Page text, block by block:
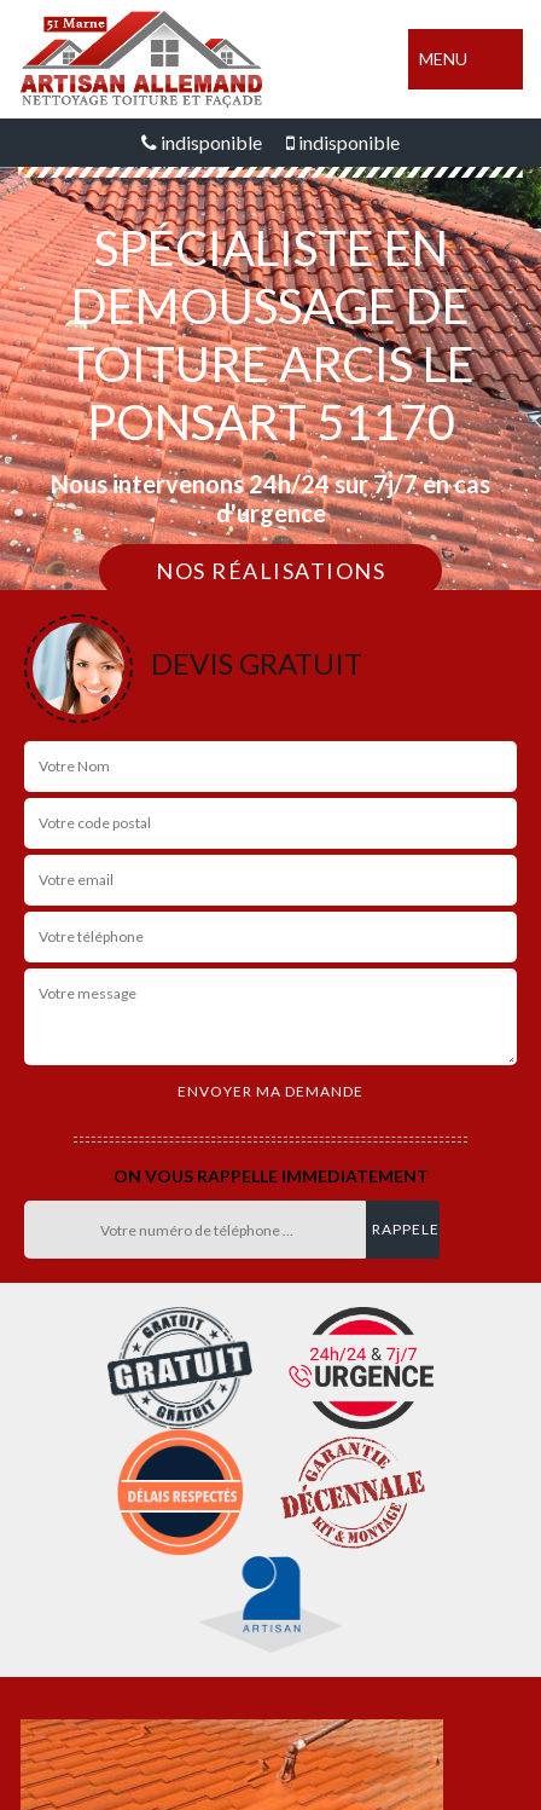
MENU
indisponible indisponible
SPÉCIALISTE EN
DEMOUSSAGE DE
TOITURE ARCIS LE
PONSART 51170
Nous intervenons 24h/24 sur 7j/7 en cas
d'urgence
NOS RÉALISATIONS
DEVIS GRATUIT
ON VOUS RAPPELLE IMMEDIATEMENT